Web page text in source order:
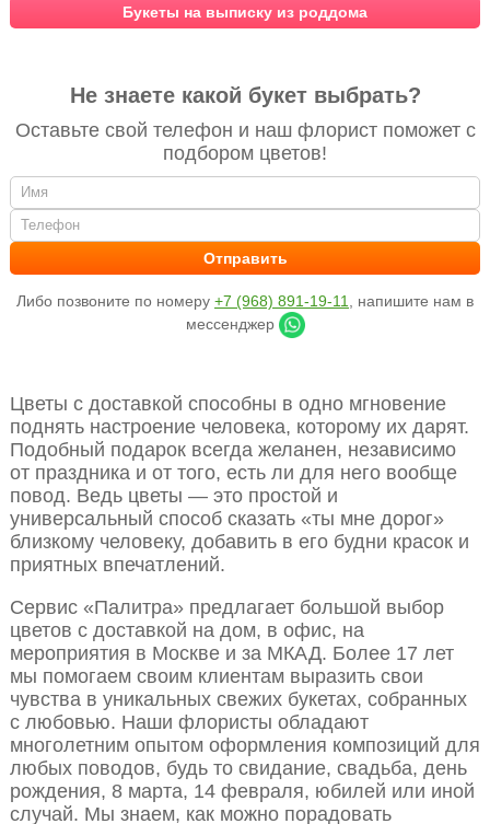
Букеты на выписку из роддома
Не знаете какой букет выбрать?
Оставьте свой телефон и наш флорист поможет с
подбором цветов!
Либо позвоните по номеру +7 (968) 891-19-11
, напишите нам в
мессенджер
Цветы с доставкой способны в одно мгновение
поднять настроение человека, которому их дарят.
Подобный подарок всегда желанен, независимо
от праздника и от того, есть ли для него вообще
повод. Ведь цветы — это простой и
универсальный способ сказать «ты мне дорог»
близкому человеку, добавить в его будни красок и
приятных впечатлений.
Сервис «Палитра» предлагает большой выбор
цветов с доставкой на дом, в офис, на
мероприятия в Москве и за МКАД. Более 17 лет
мы помогаем своим клиентам выразить свои
чувства в уникальных свежих букетах, собранных
с любовью. Наши флористы обладают
многолетним опытом оформления композиций для
любых поводов, будь то свидание, свадьба, день
рождения, 8 марта, 14 февраля, юбилей или иной
случай. Мы знаем, как можно порадовать